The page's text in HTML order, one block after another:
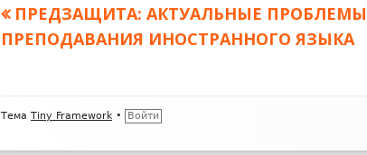
Навигация
Предыдущая
запись:
ПРЕДЗАЩИТА: АКТУАЛЬНЫЕ ПРОБЛЕМЫ
ПРЕПОДАВАНИЯ ИНОСТРАННОГО ЯЗЫКА
Содержимое
Тема Tiny Framework • Войти